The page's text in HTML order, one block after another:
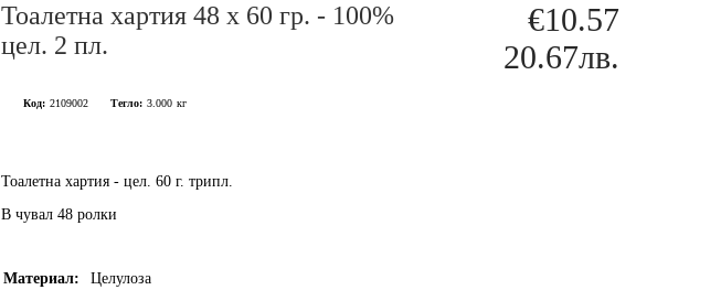
Тоалетна хартия 48 х 60 гр. - 100%
цел. 2 пл.
€10.57
20.67лв.
Код: 2109002 Тегло: 3.000 кг
Тоалетна хартия - цел. 60 г. трипл.
В чувал 48 ролки
Материал:
Целулоза